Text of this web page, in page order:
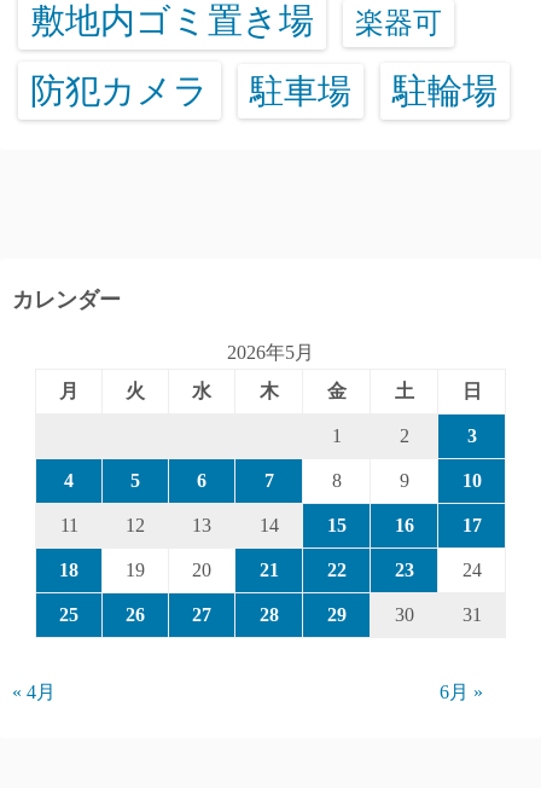
敷地内ゴミ置き場
楽器可
防犯カメラ 駐車場 駐輪場
カレンダー
2026年5月
月
火 水 木 金 土 日
1 2 3
4 5 6 7 8 9 10
11 12 13 14 15 16 17
18 19 20 21 22 23 24
25 26 27 28 29 30 31
« 4月 6月 »